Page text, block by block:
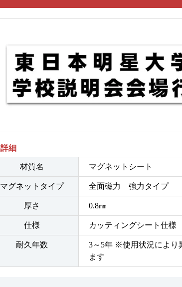
細
材質名 マグネットシート
マグネットタイプ 全面磁力 強力タイプ
厚さ 0.8㎜
仕様 カッティングシート仕様
耐久年数
3～5年 ※使用状況により
ます